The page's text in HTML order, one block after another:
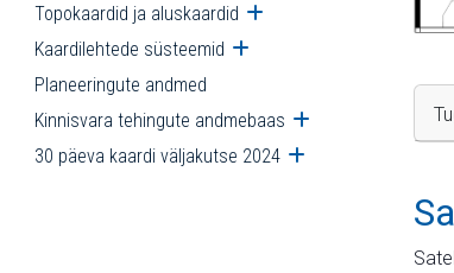
Topokaardid ja aluskaardid Ava alammenüü
Kaardilehtede süsteemid Ava alammenüü
Planeeringute andmed
Kinnisvara tehingute andmebaas Ava
30 päeva kaardi väljakutse 2024 Ava alammenüü